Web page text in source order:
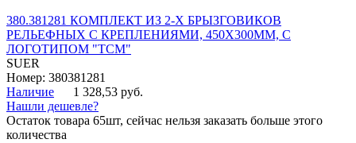
380.381281 КОМПЛЕКТ ИЗ 2-Х БРЫЗГОВИКОВ
РЕЛЬЕФНЫХ С КРЕПЛЕНИЯМИ, 450Х300ММ, С
ЛОГОТИПОМ "ТСМ"
SUER
Номер: 380381281
Наличие
1 328,53 руб.
Нашли дешевле?
Остаток товара 65шт, сейчас нельзя заказать больше этого
количества